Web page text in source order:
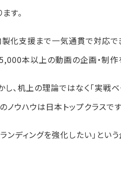
す。
製化支援まで一気通貫で対応
本以上の動画の企画・制作
机上の理論ではなく「実戦ベ
ウハウは日本トップクラスです
ディングを強化したい」とい